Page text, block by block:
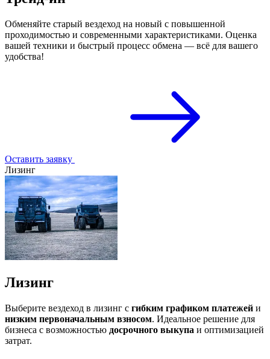
Обменяйте старый вездеход на новый с повышенной
проходимостью и современными характеристиками. Оценка
вашей техники и быстрый процесс обмена — всё для вашего
удобства!
Оставить заявку
Лизинг
Лизинг
Выберите вездеход в лизинг с гибким графиком платежей и
низким первоначальным взносом. Идеальное решение для
бизнеса с возможностью досрочного выкупа и оптимизацией
затрат.